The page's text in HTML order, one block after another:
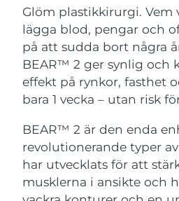
Glöm plastikkirurgi. Vem
lägga blod, pengar och
på att sudda bort några
BEAR™ 2 ger synlig och
effekt på rynkor, fasthet
bara 1 vecka – utan risk
BEAR™ 2 är den enda
revolutionerande typer
har utvecklats för att
musklerna i ansikte och
Anti-aging
LUNA™ 4
Massage, LED
LUNA™ 4
For men, anti-
Microcurrent
BEAR™ 2 go
Microcurrent
BEAR™ 2
Microcurrent line
Återfuktning
UFO™ 3-
Deep facial
UFO™ 3 LED
Near-infrared and
device
issa™ 4
Hybrid silicone
issa™ 4 plus
Smart hybrid
FAQ™ ANTI-AGING-
Anti-aging
Bermuda
Bosnien och
Hercegovina
Brunei
Bulgarien
Kanada
Chile